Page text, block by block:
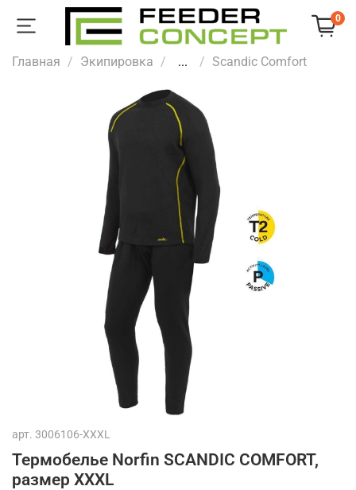
0
Главная Экипировка ... Scandic Comfort
арт. 3006106-XXXL
Термобелье Norfin SCANDIC COMFORT,
размер XXXL